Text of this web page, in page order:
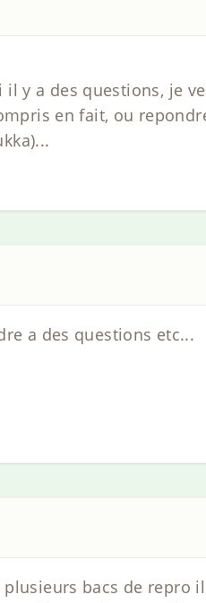
y a des questions, je
en fait, ou
a des questions etc...
bacs de repro